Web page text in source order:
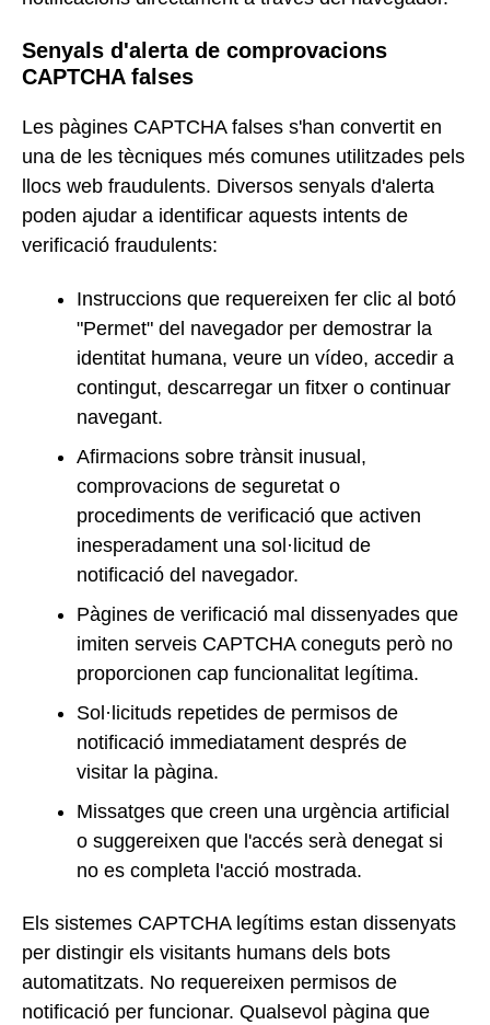
Senyals d'alerta de comprovacions
CAPTCHA falses
Les pàgines CAPTCHA falses s'han convertit en
una de les tècniques més comunes utilitzades pels
llocs web fraudulents. Diversos senyals d'alerta
poden ajudar a identificar aquests intents de
verificació fraudulents:
Instruccions que requereixen fer clic al botó
"Permet" del navegador per demostrar la
identitat humana, veure un vídeo, accedir a
contingut, descarregar un fitxer o continuar
navegant.
Afirmacions sobre trànsit inusual,
comprovacions de seguretat o
procediments de verificació que activen
inesperadament una sol·licitud de
notificació del navegador.
Pàgines de verificació mal dissenyades que
imiten serveis CAPTCHA coneguts però no
proporcionen cap funcionalitat legítima.
Sol·licituds repetides de permisos de
notificació immediatament després de
visitar la pàgina.
Missatges que creen una urgència artificial
o suggereixen que l'accés serà denegat si
no es completa l'acció mostrada.
Els sistemes CAPTCHA legítims estan dissenyats
per distingir els visitants humans dels bots
automatitzats. No requereixen permisos de
notificació per funcionar. Qualsevol pàgina que